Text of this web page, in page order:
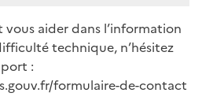
vous aider dans l’information
technique, n’hésitez
:
formulaire-de-contact